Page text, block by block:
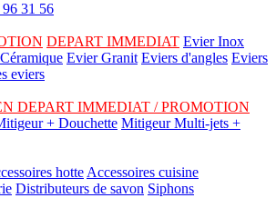
31 56
DEPART IMMEDIAT Evier Inox
Evier Granit Eviers d'angles Eviers
eviers
DEPART IMMEDIAT / PROMOTION
+ Douchette Mitigeur Multi-jets +
hotte Accessoires cuisine
Distributeurs de savon Siphons